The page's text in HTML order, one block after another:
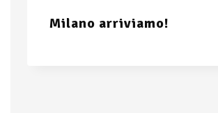
Milano arriviamo!